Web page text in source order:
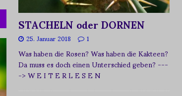
STACHELN oder DORNEN
25. Januar 2018 1
Was haben die Rosen? Was haben die Kakteen?
Da muss es doch einen Unterschied geben?---
-> W E I T E R L E S E N